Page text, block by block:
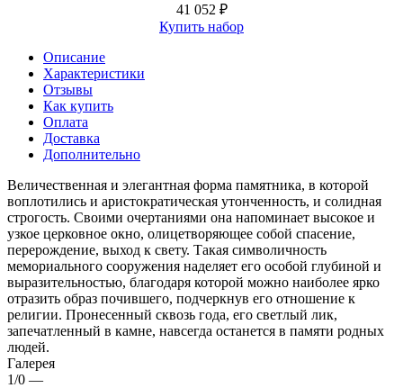
41 052 ₽
Купить набор
Описание
Характеристики
Отзывы
Как купить
Оплата
Доставка
Дополнительно
Величественная и элегантная форма памятника, в которой
воплотились и аристократическая утонченность, и солидная
строгость. Своими очертаниями она напоминает высокое и
узкое церковное окно, олицетворяющее собой спасение,
перерождение, выход к свету. Такая символичность
мемориального сооружения наделяет его особой глубиной и
выразительностью, благодаря которой можно наиболее ярко
отразить образ почившего, подчеркнув его отношение к
религии. Пронесенный сквозь года, его светлый лик,
запечатленный в камне, навсегда останется в памяти родных
людей.
Галерея
1/0 —